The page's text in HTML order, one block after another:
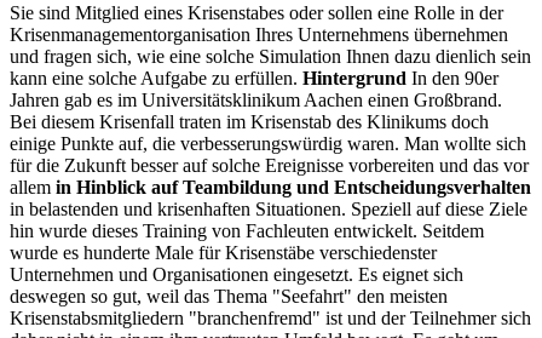
Sie sind Mitglied eines Krisenstabes oder sollen eine Rolle in der
Krisenmanagementorganisation Ihres Unternehmens übernehmen
und fragen sich, wie eine solche Simulation Ihnen dazu dienlich sein
kann eine solche Aufgabe zu erfüllen. Hintergrund In den 90er
Jahren gab es im Universitätsklinikum Aachen einen Großbrand.
Bei diesem Krisenfall traten im Krisenstab des Klinikums doch
einige Punkte auf, die verbesserungswürdig waren. Man wollte sich
für die Zukunft besser auf solche Ereignisse vorbereiten und das vor
allem in Hinblick auf Teambildung und Entscheidungsverhalten
in belastenden und krisenhaften Situationen. Speziell auf diese Ziele
hin wurde dieses Training von Fachleuten entwickelt. Seitdem
wurde es hunderte Male für Krisenstäbe verschiedenster
Unternehmen und Organisationen eingesetzt. Es eignet sich
deswegen so gut, weil das Thema "Seefahrt" den meisten
Krisenstabsmitgliedern "branchenfremd" ist und der Teilnehmer sich